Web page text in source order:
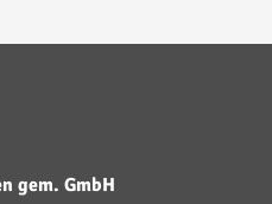
gem. GmbH